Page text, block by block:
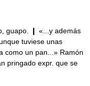
guapo. ❙ «...y además
tuviese unas
como un pan...» Ramón
pringado expr. que se